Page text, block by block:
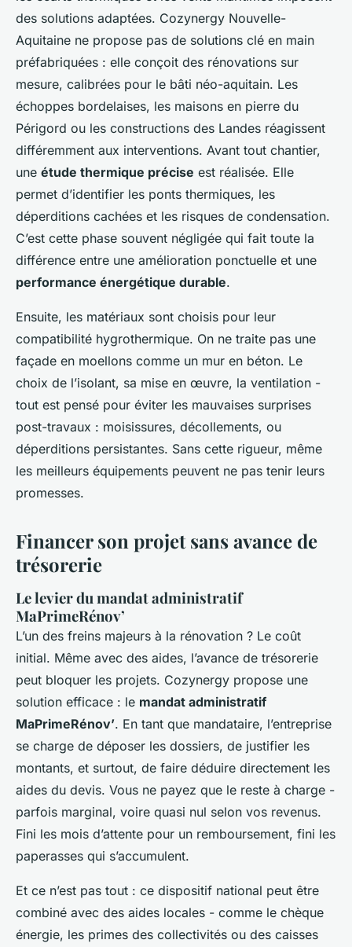
des solutions adaptées. Cozynergy Nouvelle-
Aquitaine ne propose pas de solutions clé en main
préfabriquées : elle conçoit des rénovations sur
mesure, calibrées pour le bâti néo-aquitain. Les
échoppes bordelaises, les maisons en pierre du
Périgord ou les constructions des Landes réagissent
différemment aux interventions. Avant tout chantier,
une étude thermique précise est réalisée. Elle
permet d’identifier les ponts thermiques, les
déperditions cachées et les risques de condensation.
C’est cette phase souvent négligée qui fait toute la
différence entre une amélioration ponctuelle et une
performance énergétique durable.
Ensuite, les matériaux sont choisis pour leur
compatibilité hygrothermique. On ne traite pas une
façade en moellons comme un mur en béton. Le
choix de l’isolant, sa mise en œuvre, la ventilation -
tout est pensé pour éviter les mauvaises surprises
post-travaux : moisissures, décollements, ou
déperditions persistantes. Sans cette rigueur, même
les meilleurs équipements peuvent ne pas tenir leurs
promesses.
Financer son projet sans avance de
trésorerie
Le levier du mandat administratif
MaPrimeRénov’
L’un des freins majeurs à la rénovation ? Le coût
initial. Même avec des aides, l’avance de trésorerie
peut bloquer les projets. Cozynergy propose une
solution efficace : le mandat administratif
MaPrimeRénov’. En tant que mandataire, l’entreprise
se charge de déposer les dossiers, de justifier les
montants, et surtout, de faire déduire directement les
aides du devis. Vous ne payez que le reste à charge -
parfois marginal, voire quasi nul selon vos revenus.
Fini les mois d’attente pour un remboursement, fini les
paperasses qui s’accumulent.
Et ce n’est pas tout : ce dispositif national peut être
combiné avec des aides locales - comme le chèque
énergie, les primes des collectivités ou des caisses